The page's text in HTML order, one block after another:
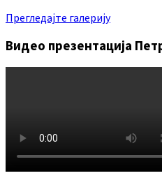
Прегледајте галерију
Видео презентација